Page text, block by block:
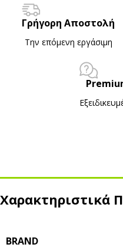
Γρήγορη Αποστολή
Την επόμενη εργάσιμη
Χαρακτηριστικά
BRAND